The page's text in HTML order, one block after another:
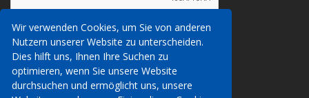
Wir können Ihre persönlichen Daten über
diese Website erfassen, um Ihnen Details
unserer Dienstleistungen zu geben, um eine
Wir verwenden Cookies, um Sie von anderen
Nutzern unserer Website zu unterscheiden.
Dies hilft uns, Ihnen Ihre Suchen zu
optimieren, wenn Sie unsere Website
durchsuchen und ermöglicht uns, unsere
Buchungsbedingungen